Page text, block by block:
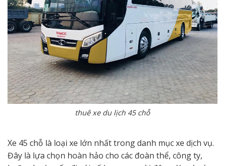
thuê xe du lịch 45 chỗ
Xe 45 chỗ là loại xe lớn nhất trong danh mục xe dịch vụ.
Đây là lựa chọn hoàn hảo cho các đoàn thể, công ty,